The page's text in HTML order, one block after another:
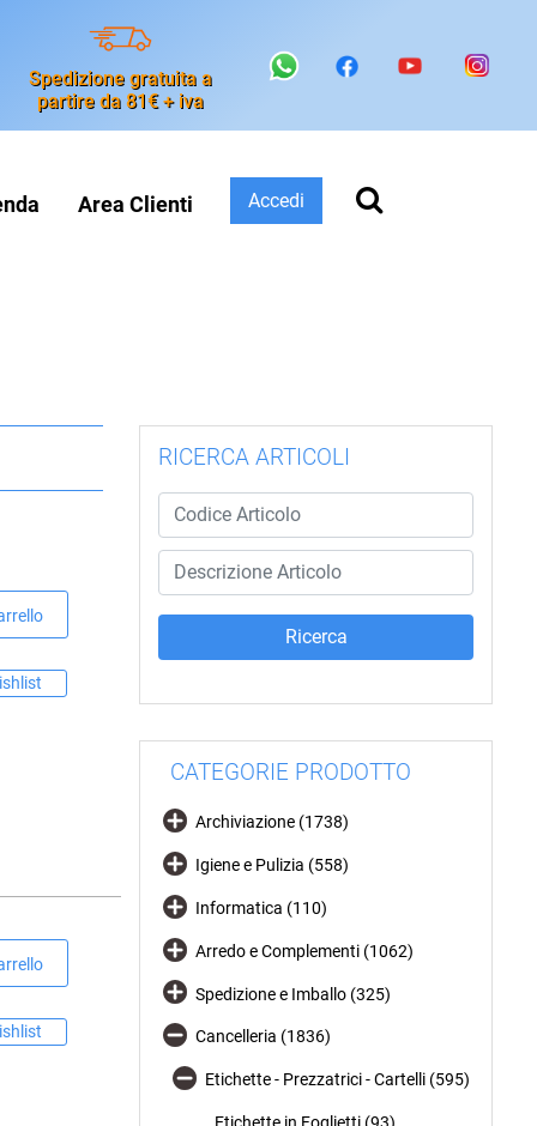
Spedizione gratuita a
partire da 81€ + iva
Area Clienti Accedi
RICERCA ARTICOLI
CATEGORIE PRODOTTO
Archiviazione (1738)
Igiene e Pulizia (558)
Informatica (110)
Arredo e Complementi (1062)
Spedizione e Imballo (325)
Cancelleria (1836)
Etichette - Prezzatrici - Cartelli (595)